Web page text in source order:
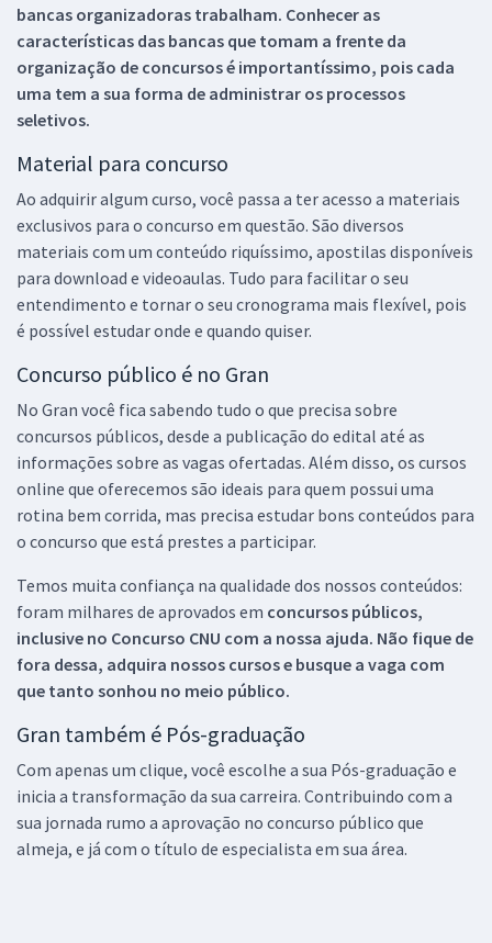
bancas organizadoras trabalham. Conhecer as
características das bancas que tomam a frente da
organização de concursos é importantíssimo, pois cada
uma tem a sua forma de administrar os processos
seletivos.
Material para concurso
Ao adquirir algum curso, você passa a ter acesso a materiais
exclusivos para o concurso em questão. São diversos
materiais com um conteúdo riquíssimo, apostilas disponíveis
para download e videoaulas. Tudo para facilitar o seu
entendimento e tornar o seu cronograma mais flexível, pois
é possível estudar onde e quando quiser.
Concurso público é no Gran
No Gran você fica sabendo tudo o que precisa sobre
concursos públicos, desde a publicação do edital até as
informações sobre as vagas ofertadas. Além disso, os cursos
online que oferecemos são ideais para quem possui uma
rotina bem corrida, mas precisa estudar bons conteúdos para
o concurso que está prestes a participar.
Temos muita confiança na qualidade dos nossos conteúdos:
foram milhares de aprovados em concursos públicos,
inclusive no Concurso CNU com a nossa ajuda. Não fique de
fora dessa, adquira nossos cursos e busque a vaga com
que tanto sonhou no meio público.
Gran também é Pós-graduação
Com apenas um clique, você escolhe a sua Pós-graduação e
inicia a transformação da sua carreira. Contribuindo com a
sua jornada rumo a aprovação no concurso público que
almeja, e já com o título de especialista em sua área.